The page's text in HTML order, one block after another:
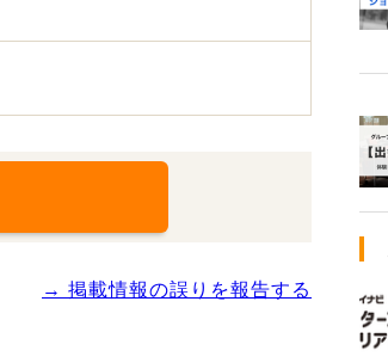
→ 掲載情報の誤りを報告する